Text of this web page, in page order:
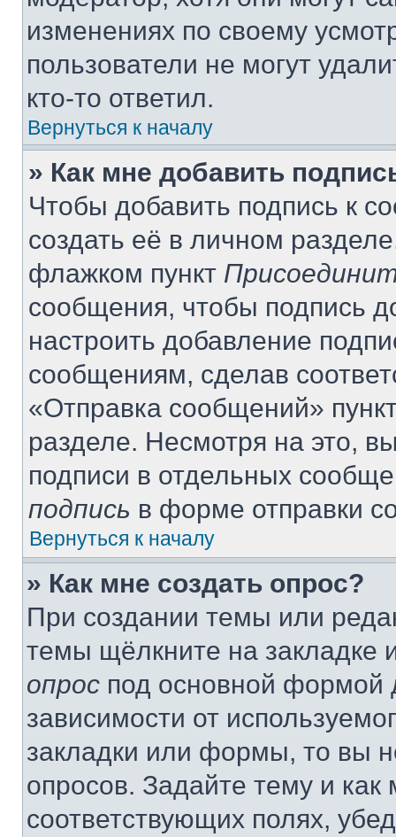
изменениях по своему
пользователи не могут
кто-то ответил.
Вернуться к началу
» Как мне добавить
Чтобы добавить подпись к
создать её в личном
флажком пункт
сообщения, чтобы подпись
настроить добавление
сообщениям, сделав
«Отправка сообщений»
разделе. Несмотря на это,
подписи в отдельных
подпись в форме отправки
Вернуться к началу
» Как мне создать опрос?
При создании темы или
темы щёлкните на
опрос под основной формой
зависимости от
закладки или формы, то вы
опросов. Задайте тему и
соответствующих полях,